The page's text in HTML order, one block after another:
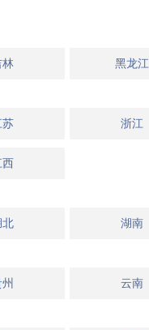
林 黑龙江
苏 浙江
西
北 湖南
云南